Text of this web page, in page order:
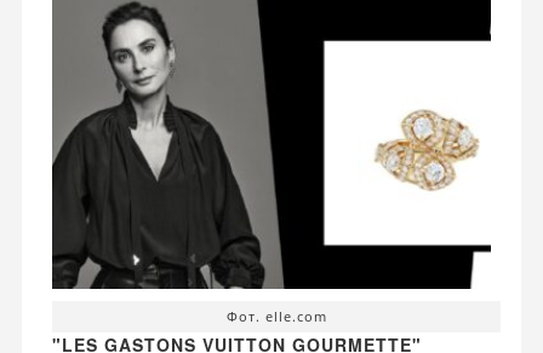
Фот. elle.com
"LES GASTONS VUITTON GOURMETTE"